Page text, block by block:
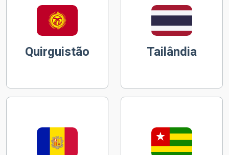
Quirguistão Tailândia